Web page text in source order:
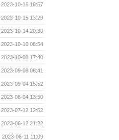
2023-10-16 18:57
2023-10-15 13:29
2023-10-14 20:30
2023-10-10 08:54
2023-10-08 17:40
2023-09-08 08:41
2023-09-04 15:52
2023-08-04 13:50
2023-07-12 12:52
2023-06-12 21:22
2023-06-11 11:09